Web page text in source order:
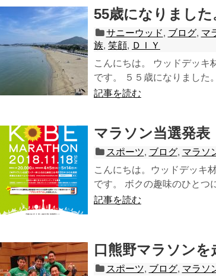
55歳になりました
サニーウッド, ブログ, マ
族, 笑顔, ＤＩＹ
こんにちは。 ウッドデッキ
です。 ５５歳になりました
記事を読む
マラソン当選発表
スポーツ, ブログ, マラソ
こんにちは。ウッドデッキ
です。 ボクの趣味のひとつ
記事を読む
口熊野マラソンを
スポーツ, ブログ, マラソ